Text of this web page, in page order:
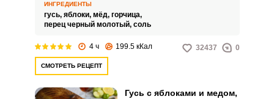
горчичный маринад делает мясо
птицы мягким и сочным и
поэтому его чаще выбирают
ИНГРЕДИЕНТЫ
гусь, яблоки, мёд, горчица,
перец черный молотый, соль
4 ч 199.5 кКал 32437 0
СМОТРЕТЬ РЕЦЕПТ
Гусь с яблоками и медом,